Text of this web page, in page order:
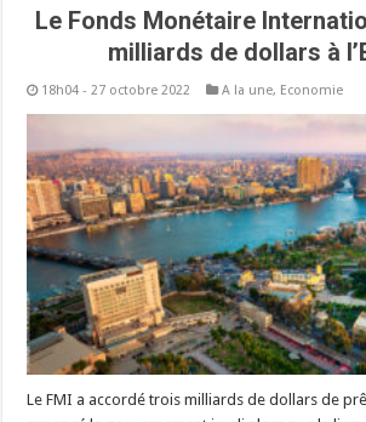
Le Fonds Monétaire
milliards de dollars à
18h04 - 27 octobre 2022 A la une, Economie
Le FMI a accordé trois milliards de dollars de